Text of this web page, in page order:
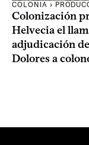
COLONIA ›
Colonización
Helvecia el
adjudicación
Dolores a